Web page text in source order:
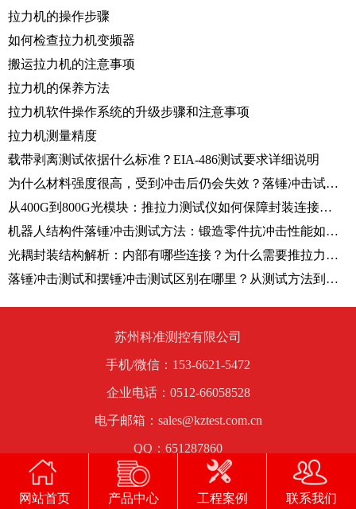
拉力机的操作步骤
如何检查拉力机变频器
搬运拉力机的注意事项
拉力机的保养方法
拉力机软件操作系统的升级步骤和注意事项
拉力机测量精度
载带剥离测试依据什么标准？EIA-486测试要求详细说明
为什么材料强度很高，受到冲击后仍会失效？落锤冲击试验机揭秘原因
从400G到800G光模块：推拉力测试仪如何保障封装连接可靠性？
机器人结构件落锤冲击测试方法：锻造零件抗冲击性能如何评价？
光耦封装结构解析：内部有哪些连接？为什么需要推拉力测试仪验证？
落锤冲击测试和摆锤冲击测试区别在哪里？从测试方法到应用场景解析
苏州科准测控有限公司
手机/微信：153-6621-5472
企业电话：0512-66058528
电子邮箱：sales@kztest.com.cn
QQ：651287860
公司地址：苏州市吴中区经济开发区兴南路58号1号厂房科准
测控大楼
网站首页 产品中心 工程案例 联系我们